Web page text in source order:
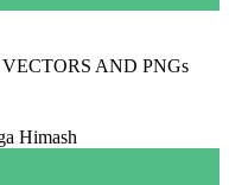
AND PNGs
Himash